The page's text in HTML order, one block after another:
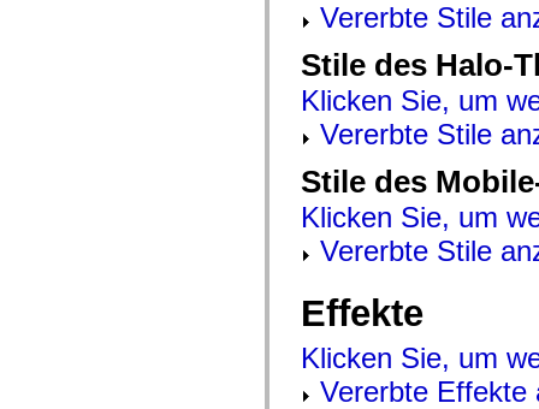
Vererbte Stile
Stile des Halo-
Klicken Sie, um
Vererbte Stile
Stile des
Klicken Sie, um
Vererbte Stile
Effekte
Klicken Sie, um
Vererbte Effekte